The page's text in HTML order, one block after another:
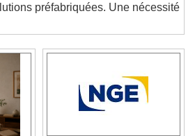
préfabriquées. Une nécessité